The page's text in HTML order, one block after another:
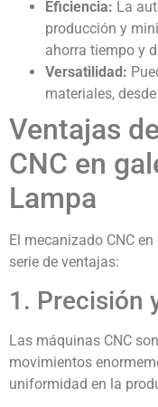
Eficiencia: La
producción y
ahorra tiempo y
Versatilidad:
materiales,
Ventajas
CNC en
Lampa
El mecanizado CNC
serie de ventajas:
1. Precisión
Las máquinas CNC
movimientos
uniformidad en la